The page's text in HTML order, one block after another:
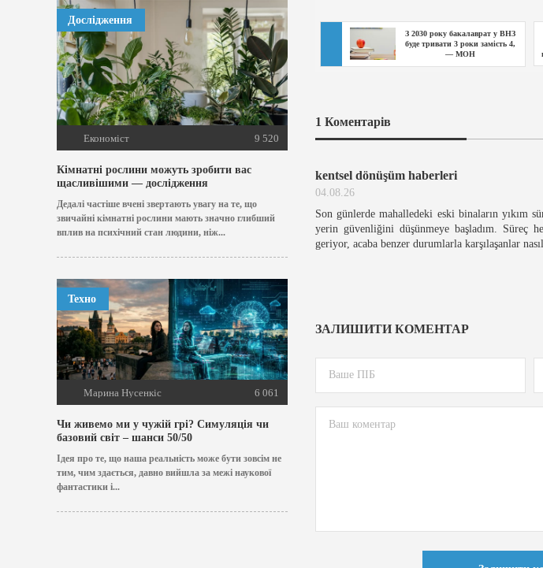
Дослідження
Економіст 9 520
Кімнатні рослини можуть зробити вас
щасливішими — дослідження
Дедалі частіше вчені звертають увагу на те, що
звичайні кімнатні рослини мають значно глибший
вплив на психічний стан людини, ніж...
Техно
Марина Нусенкіс 6 061
Чи живемо ми у чужій грі? Симуляція чи
базовий світ – шанси 50/50
Ідея про те, що наша реальність може бути зовсім не
тим, чим здається, давно вийшла за межі наукової
фантастики і...
З 2030 року бакалаврат у ВНЗ
буде тривати 3 роки замість 4,
— МОН
1 Коментарів
kentsel dönüşüm haberleri
04.08.26
Son günlerde mahalledeki eski binaların yıkım
yerin güvenliğini düşünmeye başladım. Süreç
geriyor, acaba benzer durumlarla karşılaşanlar
ЗАЛИШИТИ КОМЕНТАР